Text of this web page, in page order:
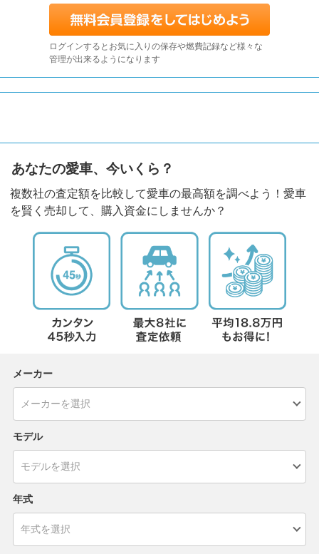
ログインするとお気に入りの保存や燃費記録など様々な
管理が出来るようになります
あなたの愛車、今いくら？
複数社の査定額を比較して愛車の最高額を調べよう！愛車
を賢く売却して、購入資金にしませんか？
メーカー
モデル
年式